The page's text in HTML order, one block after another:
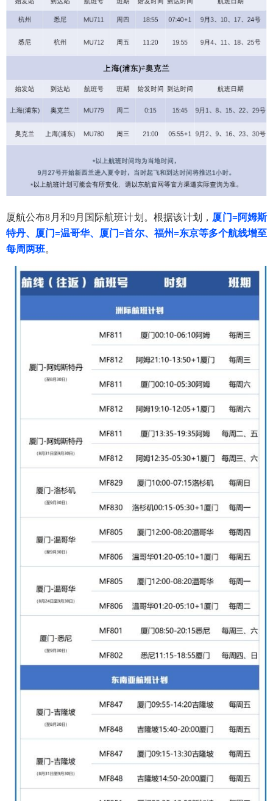
厦航公布8月和9月国际航班计划。根据该计划， 厦门=阿姆斯
特丹、厦门=温哥华、厦门=首尔、福州=东京等多个航线增至
每周两班。